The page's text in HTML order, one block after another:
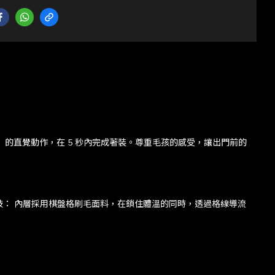
直覺動作，在 5 秒內完成著裝。尊重毛孩的感受，讓出門前的
內層採用棋盤格刷毛面料，在鎖住體溫的同時，透過格線導流